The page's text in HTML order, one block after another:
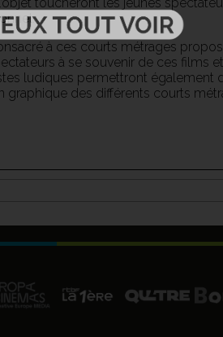
à ces courts métrages
à se souvenir de ces films
ludiques permettront également
graphique des différents courts